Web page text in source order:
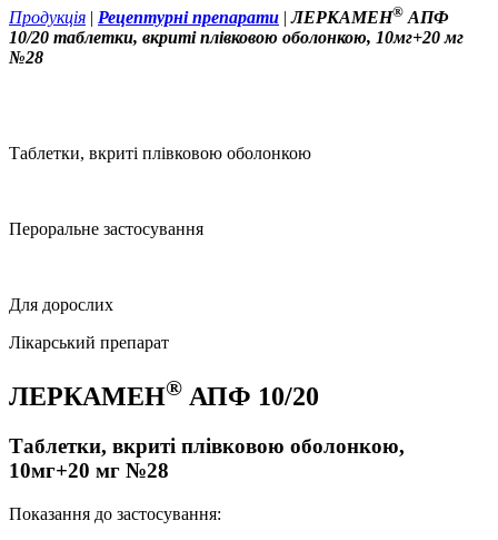
Продукція | Рецептурні препарати |ЛЕРКАМЕН® АПФ
10/20 таблетки, вкриті плівковою оболонкою, 10мг+20 мг
№28
Таблетки, вкриті плівковою оболонкою
Пероральне застосування
Для дорослих
Лікарський препарат
ЛЕРКАМЕН® АПФ 10/20
Таблетки, вкриті плівковою оболонкою,
10мг+20 мг №28
Показання до застосування: